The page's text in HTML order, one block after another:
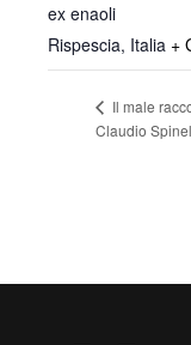
ex enaoli
Rispescia, Italia +
Il male
Claudio